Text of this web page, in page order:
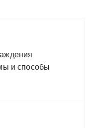
и способы